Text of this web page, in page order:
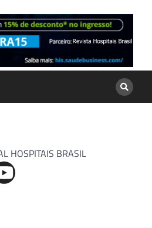
HOSPITAIS BRASIL